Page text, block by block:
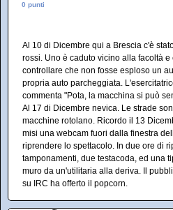
0 punti
Al 10 di Dicembre qui a Brescia c'è
rossi. Uno è caduto vicino alla facoltà
controllare che non fosse esploso un
propria auto parcheggiata.
commenta "Pota, la macchina si può
Al 17 di Dicembre nevica. Le strade
macchine rotolano. Ricordo il 13
misi una webcam fuori dalla finestra
riprendere lo spettacolo. In due ore di
tamponamenti, due testacoda, ed una
muro da un'utilitaria alla deriva. Il
su IRC ha offerto il popcorn.